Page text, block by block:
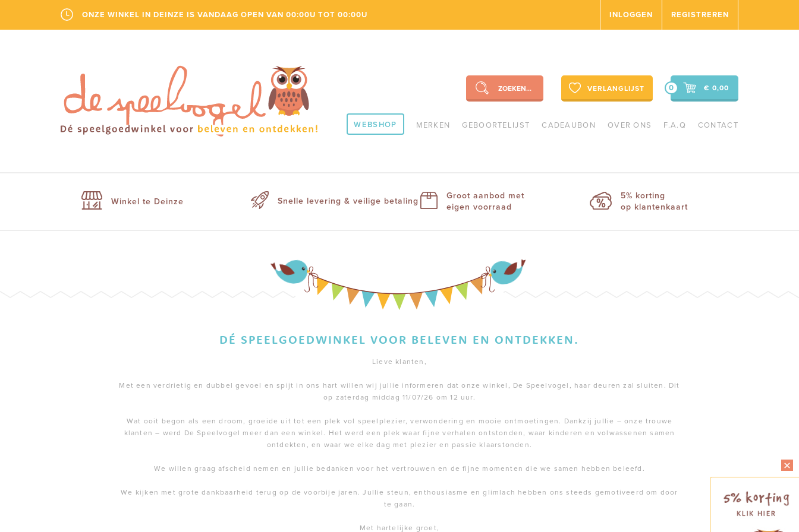
ONZE WINKEL IN DEINZE IS VANDAAG OPEN VAN 00:00U TOT 00:00U INLOGGEN REGISTREREN
ZOEKEN...
SEARCH
VERLANGLIJST € 0,00
0
WEBSHOP MERKEN GEBOORTELIJST CADEAUBON OVER ONS F.A.Q CONTACT
Winkel te Deinze Snelle levering & veilige betaling
Groot aanbod met
eigen voorraad
5% korting
op klantenkaart
DÉ SPEELGOEDWINKEL VOOR BELEVEN EN ONTDEKKEN.
Lieve klanten,
Met een verdrietig en dubbel gevoel en spijt in ons hart willen wij jullie informeren dat onze winkel, De Speelvogel, haar deuren zal sluiten. Dit
op zaterdag middag 11/07/26 om 12 uur.
Wat ooit begon als een droom, groeide uit tot een plek vol speelplezier, verwondering en mooie ontmoetingen. Dankzij jullie – onze trouwe
klanten – werd De Speelvogel meer dan een winkel. Het werd een plek waar fijne verhalen ontstonden, waar kinderen en volwassenen samen
ontdekten, en waar we elke dag met plezier en passie klaarstonden.
We willen graag afscheid nemen en jullie bedanken voor het vertrouwen en de fijne momenten die we samen hebben beleefd.
We kijken met grote dankbaarheid terug op de voorbije jaren. Jullie steun, enthousiasme en glimlach hebben ons steeds gemotiveerd om door
te gaan.
Met hartelijke groet,